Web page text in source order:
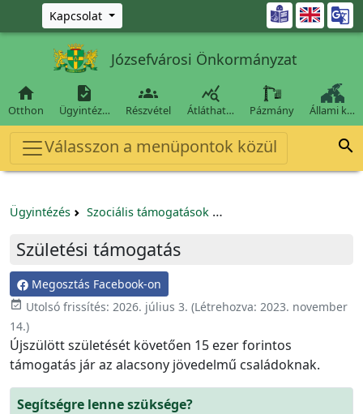
Ugrás a fő tartalomra
Kapcsolat 
Józsefvárosi Önkormányzat

Otthon

Ügyintéz…

Részvétel

Átláthat… Pázmány Állami k…
Válasszon a menüpontok közül 
Ügyintézés Szociális támogatások
Születési támogatás
Megosztás Facebook-on
event_available Utolsó frissítés: 2026. július 3. (Létrehozva: 2023. november
14.)
Újszülött születését követően 15 ezer forintos
támogatás jár az alacsony jövedelmű családoknak.
Segítségre lenne szüksége?